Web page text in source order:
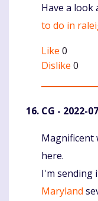
Have a look
to do in
Like 0
Dislike 0
CG - 2022-
Komentaras
Magnificent
here.
I'm sending
Maryland